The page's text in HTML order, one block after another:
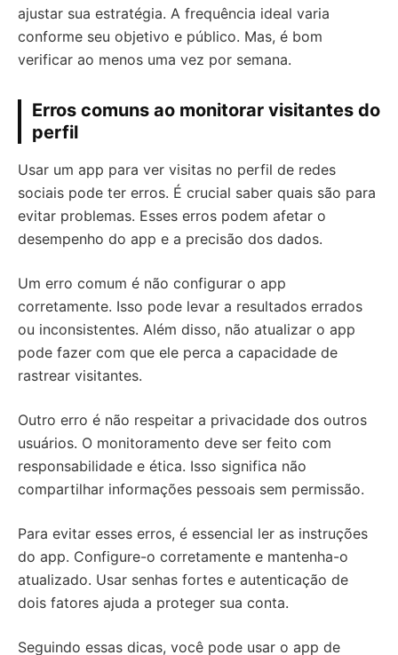
ajustar sua estratégia. A frequência ideal varia
conforme seu objetivo e público. Mas, é bom
verificar ao menos uma vez por semana.
Erros comuns ao monitorar visitantes do
perfil
Usar um app para ver visitas no perfil de redes
sociais pode ter erros. É crucial saber quais são para
evitar problemas. Esses erros podem afetar o
desempenho do app e a precisão dos dados.
Um erro comum é não configurar o app
corretamente. Isso pode levar a resultados errados
ou inconsistentes. Além disso, não atualizar o app
pode fazer com que ele perca a capacidade de
rastrear visitantes.
Outro erro é não respeitar a privacidade dos outros
usuários. O monitoramento deve ser feito com
responsabilidade e ética. Isso significa não
compartilhar informações pessoais sem permissão.
Para evitar esses erros, é essencial ler as instruções
do app. Configure-o corretamente e mantenha-o
atualizado. Usar senhas fortes e autenticação de
dois fatores ajuda a proteger sua conta.
Seguindo essas dicas, você pode usar o app de